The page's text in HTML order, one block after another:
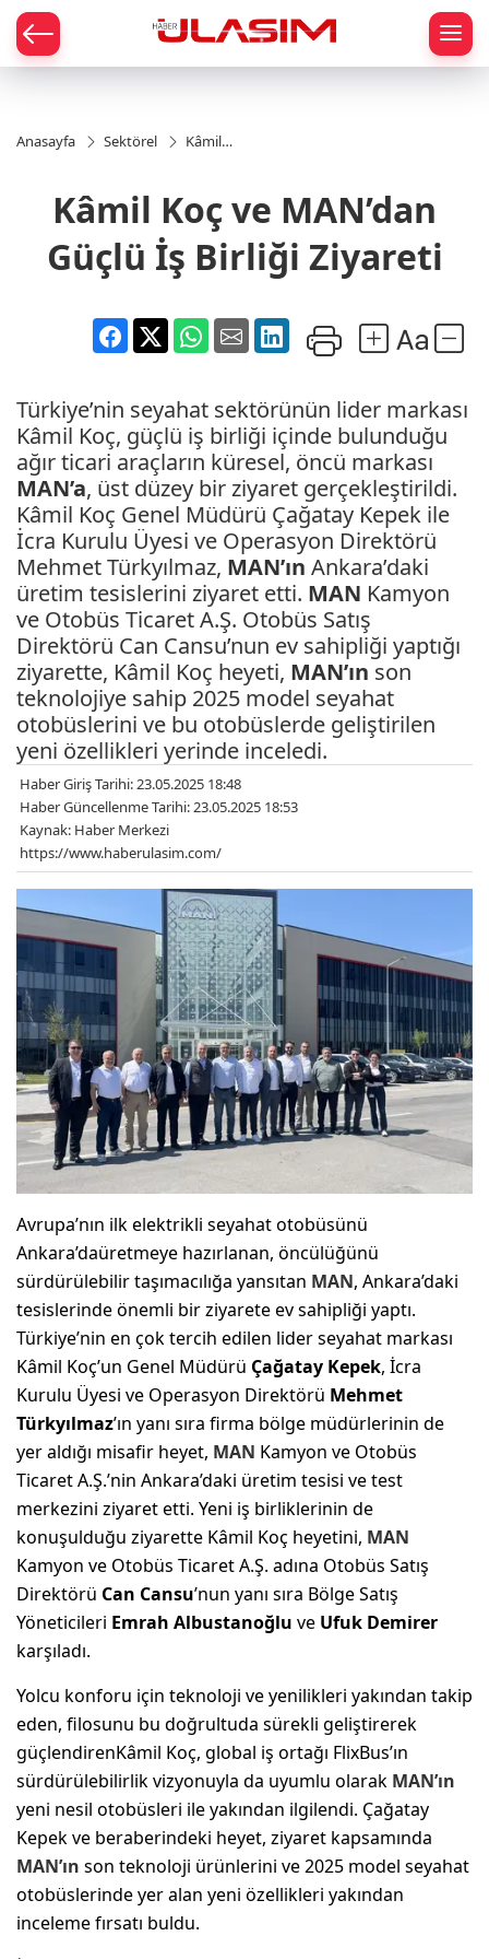
Anasayfa Sektörel
Kâmil
Güçlü İş
Birliği
Ziyareti
Kâmil Koç ve MAN’dan
Güçlü İş Birliği Ziyareti
Türkiye’nin seyahat sektörünün lider markası
Kâmil Koç, güçlü iş birliği içinde bulunduğu
ağır ticari araçların küresel, öncü markası
MAN’a, üst düzey bir ziyaret gerçekleştirildi.
Kâmil Koç Genel Müdürü Çağatay Kepek ile
İcra Kurulu Üyesi ve Operasyon Direktörü
Mehmet Türkyılmaz, MAN’ın Ankara’daki
üretim tesislerini ziyaret etti. MAN Kamyon
ve Otobüs Ticaret A.Ş. Otobüs Satış
Direktörü Can Cansu’nun ev sahipliği yaptığı
ziyarette, Kâmil Koç heyeti, MAN’ın son
teknolojiye sahip 2025 model seyahat
otobüslerini ve bu otobüslerde geliştirilen
yeni özellikleri yerinde inceledi.
Haber Giriş Tarihi: 23.05.2025 18:48
Haber Güncellenme Tarihi: 23.05.2025 18:53
Kaynak: Haber Merkezi
https://www.haberulasim.com/
Avrupa’nın ilk elektrikli seyahat otobüsünü
Ankara’daüretmeye hazırlanan, öncülüğünü
sürdürülebilir taşımacılığa yansıtan MAN, Ankara’daki
tesislerinde önemli bir ziyarete ev sahipliği yaptı.
Türkiye’nin en çok tercih edilen lider seyahat markası
Kâmil Koç’un Genel Müdürü Çağatay Kepek, İcra
Kurulu Üyesi ve Operasyon Direktörü Mehmet
Türkyılmaz’ın yanı sıra firma bölge müdürlerinin de
yer aldığı misafir heyet, MAN Kamyon ve Otobüs
Ticaret A.Ş.’nin Ankara’daki üretim tesisi ve test
merkezini ziyaret etti. Yeni iş birliklerinin de
konuşulduğu ziyarette Kâmil Koç heyetini, MAN
Kamyon ve Otobüs Ticaret A.Ş. adına Otobüs Satış
Direktörü Can Cansu’nun yanı sıra Bölge Satış
Yöneticileri Emrah Albustanoğlu ve Ufuk Demirer
karşıladı.
Yolcu konforu için teknoloji ve yenilikleri yakından takip
eden, filosunu bu doğrultuda sürekli geliştirerek
güçlendirenKâmil Koç, global iş ortağı FlixBus’ın
sürdürülebilirlik vizyonuyla da uyumlu olarak MAN’ın
yeni nesil otobüsleri ile yakından ilgilendi. Çağatay
Kepek ve beraberindeki heyet, ziyaret kapsamında
MAN’ın son teknoloji ürünlerini ve 2025 model seyahat
otobüslerinde yer alan yeni özellikleri yakından
inceleme fırsatı buldu.